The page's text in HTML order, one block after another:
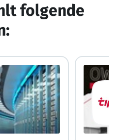
folgende